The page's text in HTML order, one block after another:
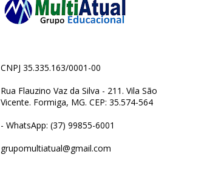
CNPJ 35.335.163/0001-00
Rua Flauzino Vaz da Silva - 211. Vila São
Vicente. Formiga, MG. CEP: 35.574-564
- WhatsApp: (37) 99855-6001
grupomultiatual@gmail.com